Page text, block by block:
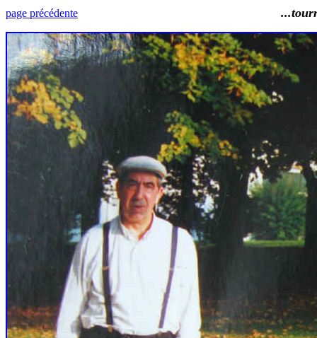
page précédente ...tournoi de